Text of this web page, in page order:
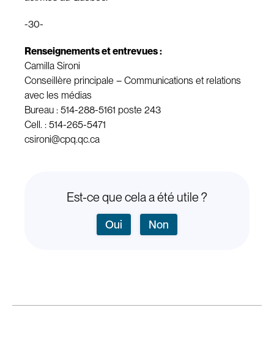
-30-
Renseignements et entrevues :
Camilla Sironi
Conseillère principale – Communications et relations
avec les médias
Bureau : 514-288-5161 poste 243
Cell. : 514-265-5471
csironi@cpq.qc.ca
Est-ce que cela a été utile ?
Oui Non